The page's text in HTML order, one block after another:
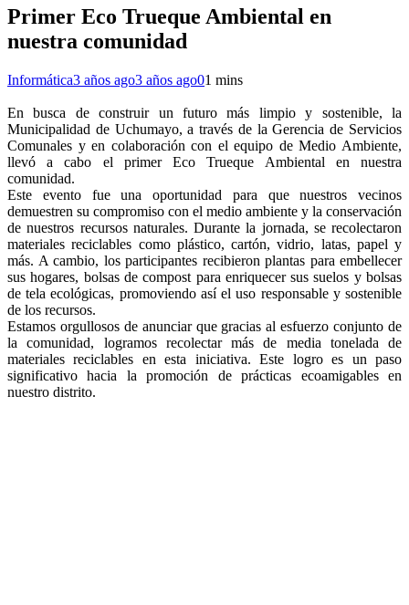
Primer Eco Trueque Ambiental en
nuestra comunidad
Informática3 años ago3 años ago01 mins
En busca de construir un futuro más limpio y sostenible, la
Municipalidad de Uchumayo, a través de la Gerencia de Servicios
Comunales y en colaboración con el equipo de Medio Ambiente,
llevó a cabo el primer Eco Trueque Ambiental en nuestra
comunidad.
Este evento fue una oportunidad para que nuestros vecinos
demuestren su compromiso con el medio ambiente y la conservación
de nuestros recursos naturales. Durante la jornada, se recolectaron
materiales reciclables como plástico, cartón, vidrio, latas, papel y
más. A cambio, los participantes recibieron plantas para embellecer
sus hogares, bolsas de compost para enriquecer sus suelos y bolsas
de tela ecológicas, promoviendo así el uso responsable y sostenible
de los recursos.
Estamos orgullosos de anunciar que gracias al esfuerzo conjunto de
la comunidad, logramos recolectar más de media tonelada de
materiales reciclables en esta iniciativa. Este logro es un paso
significativo hacia la promoción de prácticas ecoamigables en
nuestro distrito.